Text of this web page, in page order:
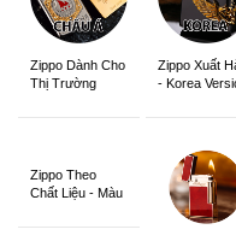
Zippo Dành Cho
Thị Trường
Zippo Xuất
- Korea
Zippo Theo
Chất Liệu - Màu